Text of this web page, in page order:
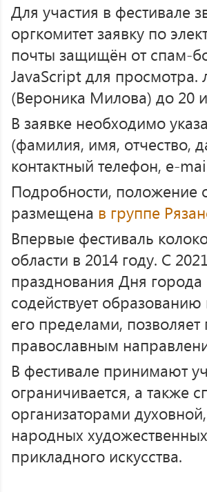
Для участия в фестивале
оргкомитет заявку по
почты защищён от спам-
JavaScript для просмотра.
(Вероника Милова) до 20
В заявке необходимо
(фамилия, имя, отчество,
контактный телефон, e-
Подробности, положение
размещена в группе
Впервые фестиваль
области в 2014 году. С
празднования Дня
содействует
его пределами,
православным
В фестивале принимают
ограничивается, а также
организаторами
народных
прикладного искусства.